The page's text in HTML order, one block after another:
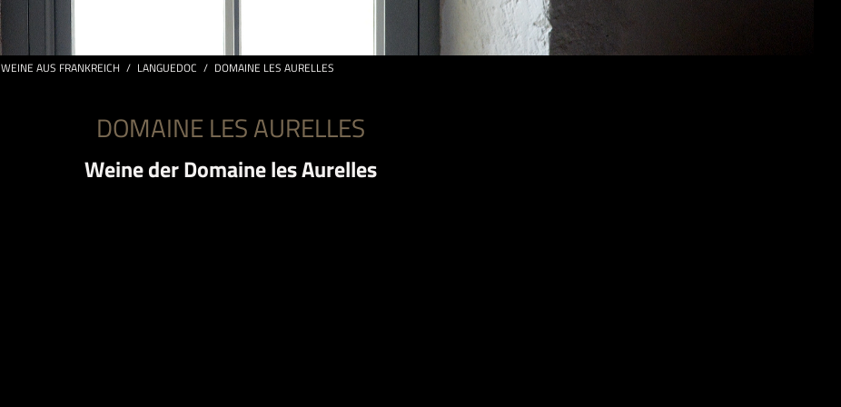
WEINE AUS FRANKREICH / LANGUEDOC / DOMAINE LES AURELLES
DOMAINE LES AURELLES
Weine der Domaine les Aurelles